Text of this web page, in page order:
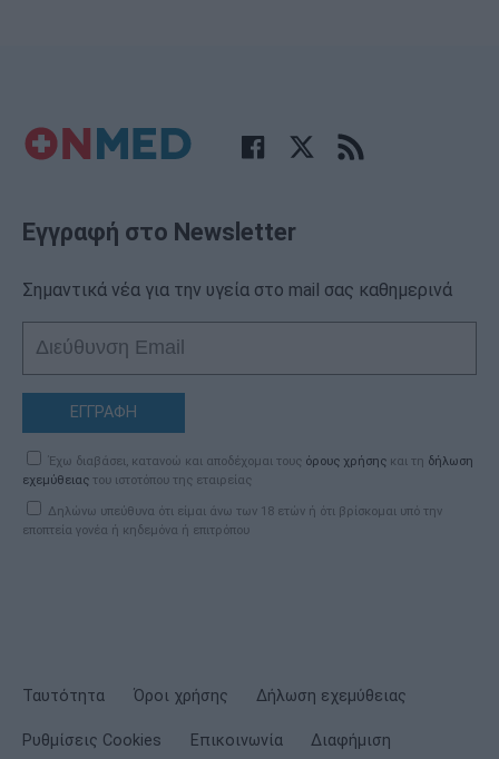
Εγγραφή στο Newsletter
Σημαντικά νέα για την υγεία στο mail σας καθημερινά
ΕΓΓΡΑΦΗ
Έχω διαβάσει, κατανοώ και αποδέχομαι τους όρους χρήσης και τη δήλωση
εχεμύθειας του ιστοτόπου της εταιρείας
Δηλώνω υπεύθυνα ότι είμαι άνω των 18 ετών ή ότι βρίσκομαι υπό την
εποπτεία γονέα ή κηδεμόνα ή επιτρόπου
Ταυτότητα Όροι χρήσης Δήλωση εχεμύθειας
Ρυθμίσεις Cookies Επικοινωνία Διαφήμιση